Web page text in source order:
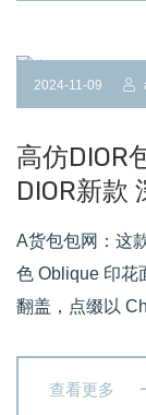
2024-11-09
高仿DIOR
DIOR新款
A货包包网：这
色 Oblique 印花
翻盖，点缀以
查看更多